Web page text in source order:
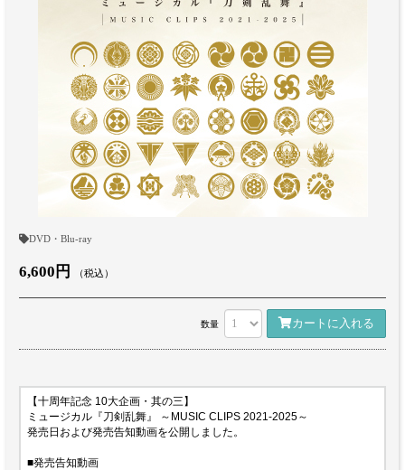
DVD・Blu-ray
6,600円 （税込）
数量 カートに入れる
【十周年記念 10大企画・其の三】
ミュージカル『刀剣乱舞』 ～MUSIC CLIPS 2021-2025～
発売日および発売告知動画を公開しました。
■発売告知動画